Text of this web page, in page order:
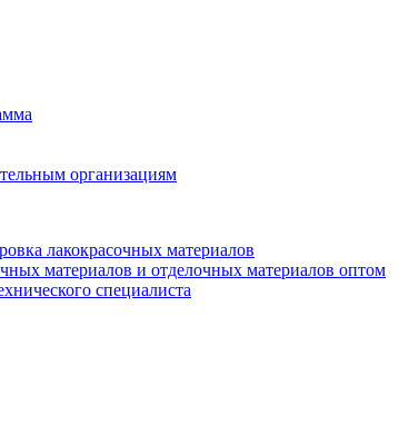
организациям
лакокрасочных материалов
материалов и отделочных материалов оптом
специалиста